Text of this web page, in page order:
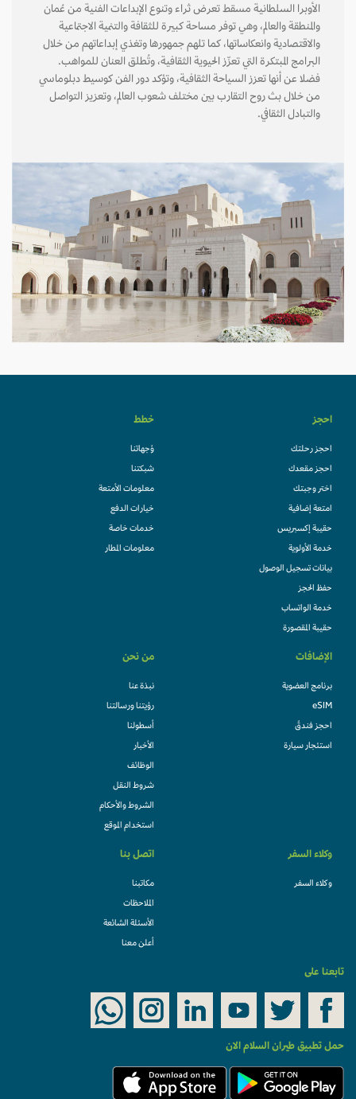
الأوبرا السلطانية مسقط تعرض ثراء وتنوع الإبداعات الفنية من عُمان
والمنطقة والعالم، وهي توفر مساحة كبيرة للثقافة والتنمية الاجتماعية
والاقتصادية وانعكاساتها، كما تلهم جمهورها وتغذي إبداعاتهم من خلال
البرامج المبتكرة التي تعزّز الحيوية الثقافية، وتُطلق العنان للمواهب.
فضلا عن أنها تعزز السياحة الثقافية، وتؤكد دور الفن كوسيط دبلوماسي
من خلال بث روح التقارب بين مختلف شعوب العالم، وتعزيز التواصل
والتبادل الثقافي.
احجز
احجز رحلتك
احجز مقعدك
اختر وجبتك
امتعة إضافية
حقيبة إكسبريس
خدمة الأولوية
بيانات تسجيل الوصول
حفظ الحجز
خدمة الواتساب
حقيبة المقصورة
خطط
وُجهاتنا
شبكتنا
معلومات الأمتعة
خيارات الدفع
خدمات خاصة
معلومات المطار
الإضافات
برنامج العضوية
eSIM
احجز فندقً
استئجار سيارة
من نحن
نبذة عنا
رؤيتنا ورسالتنا
أسطولنا
الأخبار
الوظائف
شروط النقل
الشروط والأحكام
استخدام الموقع
وكلاء السفر
وكلاء السفر
اتصل بنا
مكاتبنا
الملاحظات
الأسئلة الشائعة
أعلن معنا
تابعنا على
حمل تطبيق طيران السلام الان